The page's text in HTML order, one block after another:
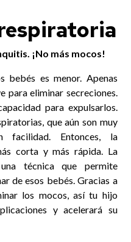
¡No más mocos!
bebés es menor. Apenas
para eliminar secreciones.
para expulsarlos.
que aún son muy
facilidad. Entonces, la
corta y más rápida. La
técnica que permite
de esos bebés. Gracias a
los mocos, así tu hijo
y acelerará su